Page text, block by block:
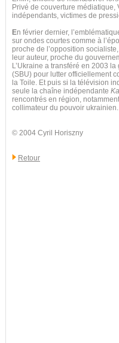
Privé de couverture
indépendants, victimes de
En février dernier,
sur ondes courtes comme à
proche de l’opposition
leur auteur, proche du
L’Ukraine a transféré en 2003
(SBU) pour lutter officiellement
la Toile. Et puis si la télévision
seule la chaîne indépendante
rencontrés en région,
collimateur du pouvoir ukrainien.
© 2004 Cyril Horiszny
Retour